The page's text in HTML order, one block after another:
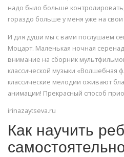
надо было больше
гораздо больше у меня уже на свои
И для души мы с вами послушаем
Моцарт. Маленькая ночная
внимание на сборник
классической музыки «Волшебная
классические мелодии оживают
анимации! Прекрасный способ
irinazaytseva.ru
Как научить